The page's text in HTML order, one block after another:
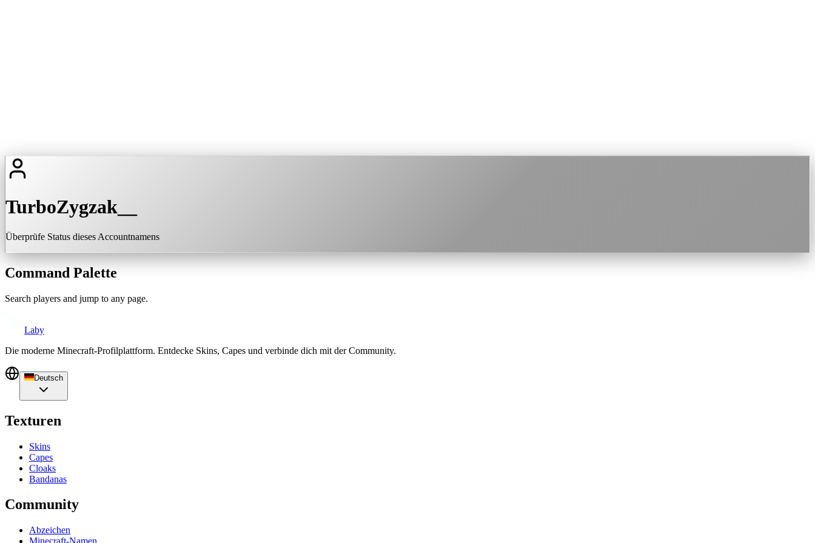
TurboZygzak__
Überprüfe Status dieses Accountnamens
Command Palette
Search players and jump to any page.
Laby
Die moderne Minecraft-Profilplattform. Entdecke Skins, Capes und verbinde dich mit der Community.
Deutsch
Texturen
Skins
Capes
Cloaks
Bandanas
Community
Abzeichen